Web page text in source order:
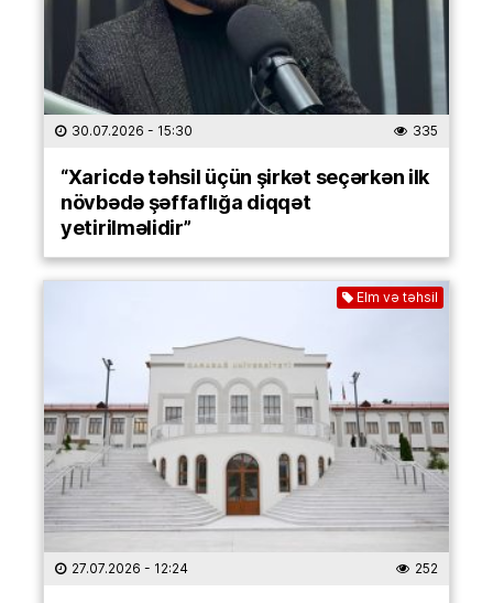
30.07.2026 - 15:30 335
“Xaricdə təhsil üçün şirkət seçərkən ilk
növbədə şəffaflığa diqqət
yetirilməlidir”
Elm və təhsil
27.07.2026 - 12:24 252